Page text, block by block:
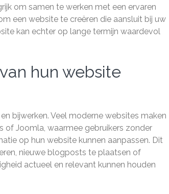
om samen te werken met een ervaren
een website te creëren die aansluit bij uw
kan echter op lange termijn waardevol
hun website
bijwerken. Veel moderne websites maken
of Joomla, waarmee gebruikers zonder
op hun website kunnen aanpassen. Dit
nieuwe blogposts te plaatsen of
actueel en relevant kunnen houden